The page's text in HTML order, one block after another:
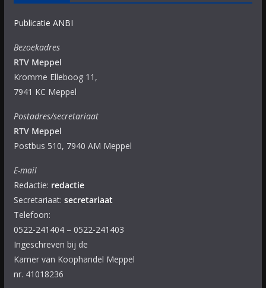
Publicatie ANBI
Bezoekadres
RTV Meppel
Kromme Elleboog 11,
7941 KC Meppel
Postadres/secretariaat
RTV Meppel
Postbus 510, 7940 AM Meppel
E-mail
Redactie: redactie
Secretariaat: secretariaat
Telefoon:
0522-241404 – 0522-241403
Ingeschreven bij de
Kamer van Koophandel Meppel
nr. 41018236